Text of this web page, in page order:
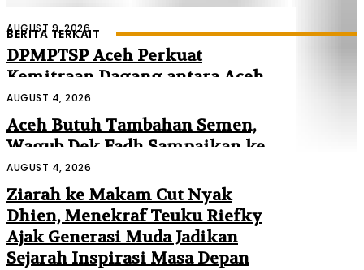
BERITA TERKAIT
AUGUST 9, 2026
DPMPTSP Aceh Perkuat
Kemitraan Dagang antara Aceh
dan Malaysia
AUGUST 4, 2026
Aceh Butuh Tambahan Semen,
Wagub Dek Fadh Sampaikan ke
Mendagri dan Danantara
AUGUST 4, 2026
Ziarah ke Makam Cut Nyak
Dhien, Menekraf Teuku Riefky
Ajak Generasi Muda Jadikan
Sejarah Inspirasi Masa Depan